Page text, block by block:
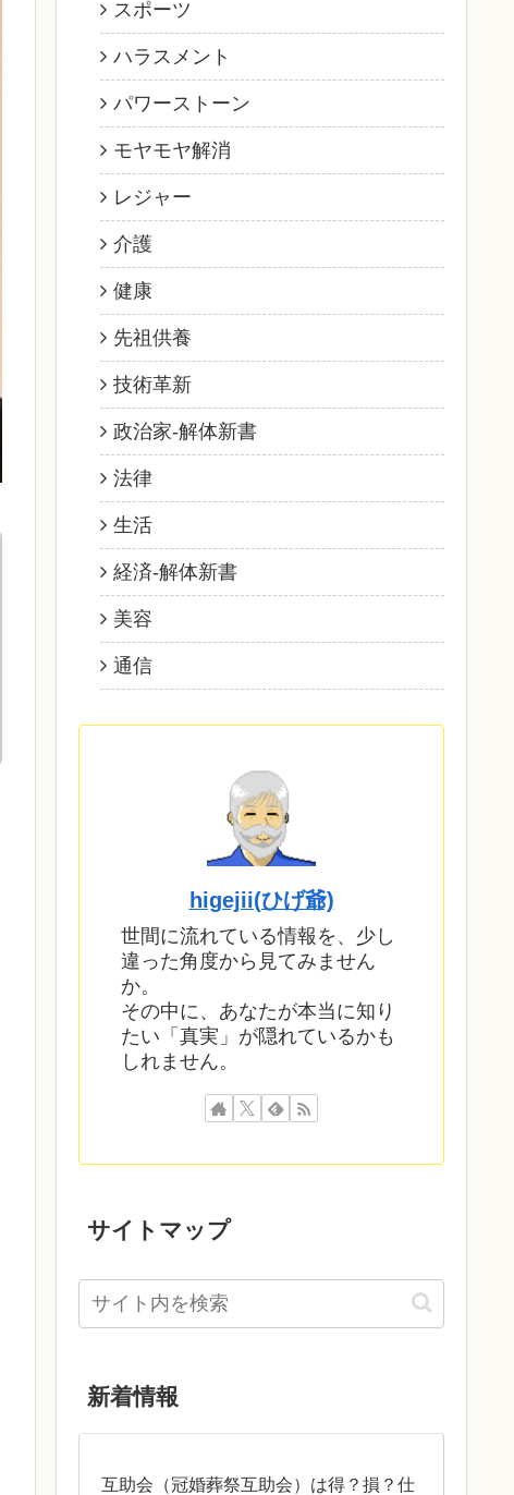
スポーツ
ハラスメント
パワーストーン
モヤモヤ解消
レジャー
介護
健康
先祖供養
技術革新
政治家‐解体新書
法律
生活
経済‐解体新書
美容
通信
higejii(ひげ爺)
世間に流れている情報を、少し
違った角度から見てみません
か。
その中に、あなたが本当に知り
たい「真実」が隠れているかも
しれません。
サイトマップ
新着情報
互助会（冠婚葬祭互助会）は得？損？仕